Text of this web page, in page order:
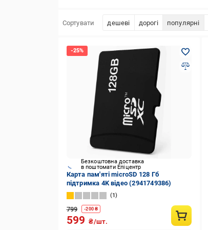
Сортувати дешеві дорогі популярні
Безкоштовна доставка
в поштомати Епіцентр
Карта пам'яті microSD 128 Гб
підтримка 4K відео (2941749386)
1
799 -200₴
599 ₴/шт.